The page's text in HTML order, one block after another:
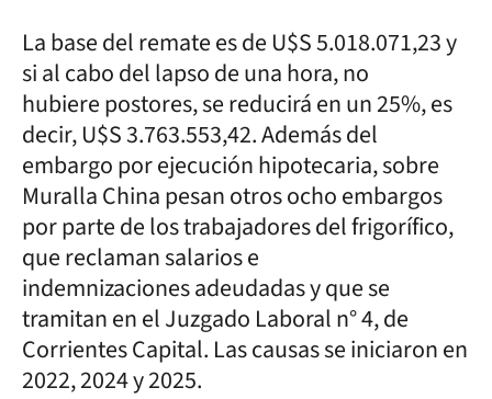
La base del remate es de U$S 5.018.071,23 y
si al cabo del lapso de una hora, no
hubiere postores, se reducirá en un 25%, es
decir, U$S 3.763.553,42. Además del
embargo por ejecución hipotecaria, sobre
Muralla China pesan otros ocho embargos
por parte de los trabajadores del frigorífico,
que reclaman salarios e
indemnizaciones adeudadas y que se
tramitan en el Juzgado Laboral n° 4, de
Corrientes Capital. Las causas se iniciaron en
2022, 2024 y 2025.